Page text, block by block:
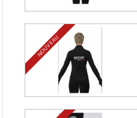
NOUVEAU